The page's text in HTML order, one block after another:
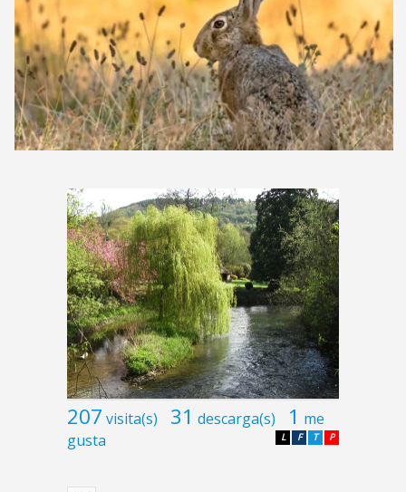
207 visita(s) 31 descarga(s) 1 me
gusta
P
T
F
L